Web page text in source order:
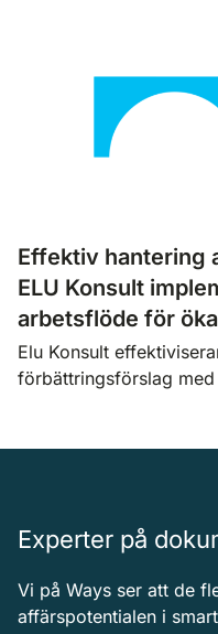
Effektiv hantering
ELU Konsult
arbetsflöde för
Elu Konsult
förbättringsförslag
Experter på
Vi på Ways ser att de
affärspotentialen i